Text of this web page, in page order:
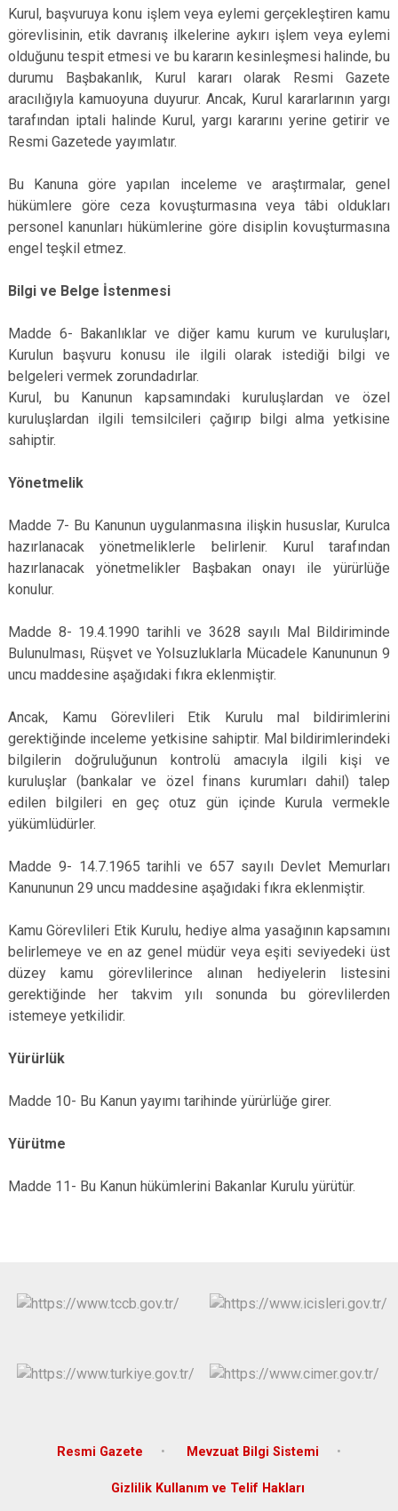
Kurul, başvuruya konu işlem veya eylemi gerçekleştiren kamu
görevlisinin, etik davranış ilkelerine aykırı işlem veya eylemi
olduğunu tespit etmesi ve bu kararın kesinleşmesi halinde, bu
durumu Başbakanlık, Kurul kararı olarak Resmi Gazete
aracılığıyla kamuoyuna duyurur. Ancak, Kurul kararlarının yargı
tarafından iptali halinde Kurul, yargı kararını yerine getirir ve
Resmi Gazetede yayımlatır.
Bu Kanuna göre yapılan inceleme ve araştırmalar, genel
hükümlere göre ceza kovuşturmasına veya tâbi oldukları
personel kanunları hükümlerine göre disiplin kovuşturmasına
engel teşkil etmez.
Bilgi ve Belge İstenmesi
Madde 6- Bakanlıklar ve diğer kamu kurum ve kuruluşları,
Kurulun başvuru konusu ile ilgili olarak istediği bilgi ve
belgeleri vermek zorundadırlar.
Kurul, bu Kanunun kapsamındaki kuruluşlardan ve özel
kuruluşlardan ilgili temsilcileri çağırıp bilgi alma yetkisine
sahiptir.
Yönetmelik
Madde 7- Bu Kanunun uygulanmasına ilişkin hususlar, Kurulca
hazırlanacak yönetmeliklerle belirlenir. Kurul tarafından
hazırlanacak yönetmelikler Başbakan onayı ile yürürlüğe
konulur.
Madde 8- 19.4.1990 tarihli ve 3628 sayılı Mal Bildiriminde
Bulunulması, Rüşvet ve Yolsuzluklarla Mücadele Kanununun 9
uncu maddesine aşağıdaki fıkra eklenmiştir.
Ancak, Kamu Görevlileri Etik Kurulu mal bildirimlerini
gerektiğinde inceleme yetkisine sahiptir. Mal bildirimlerindeki
bilgilerin doğruluğunun kontrolü amacıyla ilgili kişi ve
kuruluşlar (bankalar ve özel finans kurumları dahil) talep
edilen bilgileri en geç otuz gün içinde Kurula vermekle
yükümlüdürler.
Madde 9- 14.7.1965 tarihli ve 657 sayılı Devlet Memurları
Kanununun 29 uncu maddesine aşağıdaki fıkra eklenmiştir.
Kamu Görevlileri Etik Kurulu, hediye alma yasağının kapsamını
belirlemeye ve en az genel müdür veya eşiti seviyedeki üst
düzey kamu görevlilerince alınan hediyelerin listesini
gerektiğinde her takvim yılı sonunda bu görevlilerden
istemeye yetkilidir.
Yürürlük
Madde 10- Bu Kanun yayımı tarihinde yürürlüğe girer.
Yürütme
Madde 11- Bu Kanun hükümlerini Bakanlar Kurulu yürütür.
Resmi Gazete Mevzuat Bilgi Sistemi
Gizlilik Kullanım ve Telif Hakları